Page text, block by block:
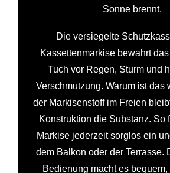
Sonne brennt.
Die versiegelte
Kassettenmarkise bewahrt
Tuch vor Regen, Sturm und
Verschmutzung. Warum ist das
der Markisenstoff im Freien
Konstruktion die Substanz. So
Markise jederzeit sorglos ein
dem Balkon oder der Terrasse.
Bedienung macht es